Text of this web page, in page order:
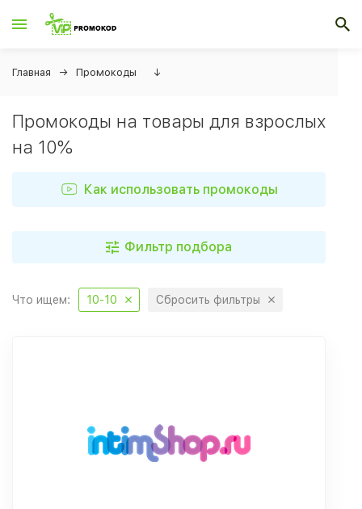
Главная Промокоды ↓
Промокоды на товары для взрослых
на 10%
Как использовать промокоды
Фильтр подбора
Что ищем: 10-10 Сбросить фильтры